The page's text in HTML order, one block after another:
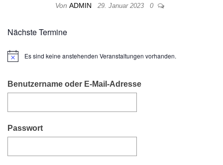
Von ADMIN 29. Januar 2023 0
Nächste Termine
H
w
e
Es sind keine anstehenden Veranstaltungen vorhanden.
Benutzername oder E-Mail-Adresse
Passwort